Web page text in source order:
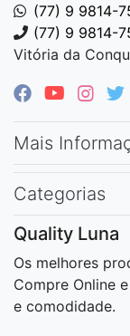
(77) 9 9814-
(77) 9 9814-
Vitória da
Mais
Categorias
Quality Luna
Os melhores
Compre Online
e comodidade.